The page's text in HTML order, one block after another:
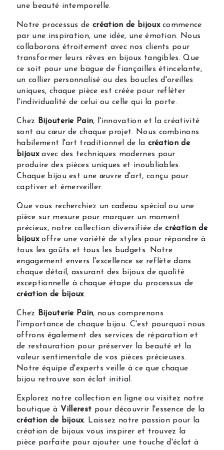
une beauté intemporelle.
Notre processus decréation de bijouxcommence
par une inspiration, une idée, une émotion. Nous
collaborons étroitement avec nos clients pour
transformer leurs rêves en bijoux tangibles. Que
ce soit pour une bague de fiançailles étincelante,
un collier personnalisé ou des boucles d'oreilles
uniques, chaque pièce est créée pour refléter
l'individualité de celui ou celle qui la porte.
Chez Bijouterie Pain, l'innovation et la créativité
sont au cœur de chaque projet. Nous combinons
habilement l'art traditionnel de la création de
bijouxavec des techniques modernes pour
produire des pièces uniques et inoubliables.
Chaque bijou est une œuvre d'art, conçu pour
captiver et émerveiller.
Que vous recherchiez un cadeau spécial ou une
pièce sur mesure pour marquer un moment
précieux, notre collection diversifiée decréation de
bijouxoffre une variété de styles pour répondre à
tous les goûts et tous les budgets. Notre
engagement envers l'excellence se reflète dans
chaque détail, assurant des bijoux de qualité
exceptionnelle à chaque étape du processus de
création de bijoux.
Chez Bijouterie Pain, nous comprenons
l'importance de chaque bijou. C'est pourquoi nous
offrons également des services de réparation et
de restauration pour préserver la beauté et la
valeur sentimentale de vos pièces précieuses.
Notre équipe d'experts veille à ce que chaque
bijou retrouve son éclat initial.
Explorez notre collection en ligne ou visitez notre
boutique à Villerest pour découvrir l'essence de la
création de bijoux. Laissez notre passion pour la
création de bijoux vous inspirer et trouvez la
pièce parfaite pour ajouter une touche d'éclat à